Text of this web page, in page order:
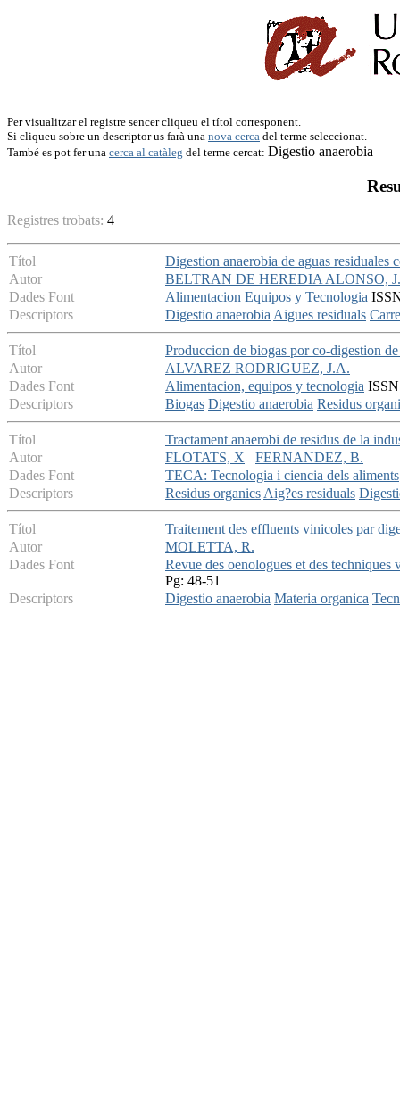
Per visualitzar el registre sencer cliqueu el títol corresponent.
Si cliqueu sobre un descriptor us farà una nova cerca del terme seleccionat.
També es pot fer una cerca al catàleg del terme cercat: Digestio anaerobia
Registres trobats: 4
Títol
Digestion anaerobia de aguas residuales
Autor
BELTRAN DE HEREDIA ALONSO, J.
Dades Font
Alimentacion Equipos y Tecnologia
Descriptors
Digestio anaerobiaAigues residuals
Títol
Produccion de biogas por co-digestion
Autor
ALVAREZ RODRIGUEZ, J.A.
Dades Font
Alimentacion, equipos y tecnologia
Descriptors
Biogas Digestio anaerobia Residus
Títol
Tractament anaerobi de residus de la
Autor
FLOTATS, X
FERNANDEZ, B.
Dades Font
TECA: Tecnologia i ciencia dels aliments
Descriptors
Residus organicsAig?es residuals
Títol
Traitement des effluents vinicoles par
Autor
MOLETTA, R.
Dades Font
Revue des oenologues et des
Pg: 48-51
Descriptors
Digestio anaerobia Materia organica